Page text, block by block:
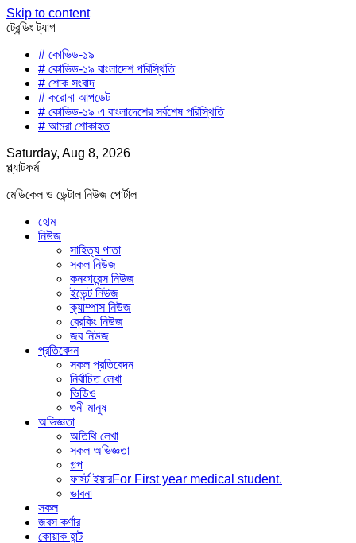
Skip to content
ট্রেন্ডিং ট্যাগ
# কোভিড-১৯
# কোভিড-১৯ বাংলাদেশ পরিস্থিতি
# শোক সংবাদ
# করোনা আপডেট
# কোভিড-১৯ এ বাংলাদেশের সর্বশেষ পরিস্থিতি
# আমরা শোকাহত
Saturday, Aug 8, 2026
প্ল্যাটফর্ম
মেডিকেল ও ডেন্টাল নিউজ পোর্টাল
হোম
নিউজ
সাহিত্য পাতা
সকল নিউজ
কনফারেন্স নিউজ
ইভেন্ট নিউজ
ক্যাম্পাস নিউজ
ব্রেকিং নিউজ
জব নিউজ
প্রতিবেদন
সকল প্রতিবেদন
নির্বাচিত লেখা
ভিডিও
গুনী মানুষ
অভিজ্ঞতা
অতিথি লেখা
সকল অভিজ্ঞতা
গল্প
ফার্স্ট ইয়ারFor First year medical student.
ভাবনা
সকল
জবস কর্ণার
কোয়াক হান্ট